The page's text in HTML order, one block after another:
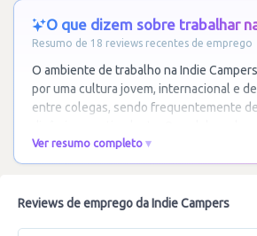
O que dizem sobre trabalhar
Resumo de 18 reviews recentes de emprego
O ambiente de trabalho na Indie
por uma cultura jovem, internacional e
entre colegas, sendo frequentemente
Ver resumo completo
Reviews de emprego da Indie Campers